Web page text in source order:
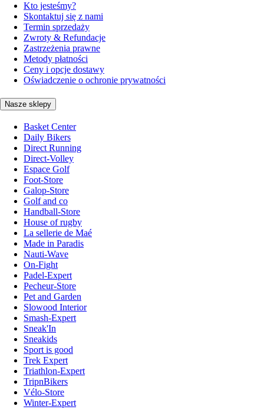
Kto jesteśmy?
Skontaktuj się z nami
Termin sprzedaży
Zwroty & Refundacje
Zastrzeżenia prawne
Metody płatności
Ceny i opcje dostawy
Oświadczenie o ochronie prywatności
Nasze sklepy
Basket Center
Daily Bikers
Direct Running
Direct-Volley
Espace Golf
Foot-Store
Galop-Store
Golf and co
Handball-Store
House of rugby
La sellerie de Maé
Made in Paradis
Nauti-Wave
On-Fight
Padel-Expert
Pecheur-Store
Pet and Garden
Slowood Interior
Smash-Expert
Sneak'In
Sneakids
Sport is good
Trek Expert
Triathlon-Expert
TripnBikers
Vélo-Store
Winter-Expert